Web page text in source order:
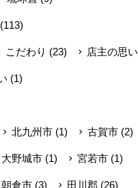
(113)
こだわり (23) 店主の思い
(1)
北九州市 (1) 古賀市 (2)
大野城市 (1) 宮若市 (1)
朝倉市 (3) 田川郡 (26)